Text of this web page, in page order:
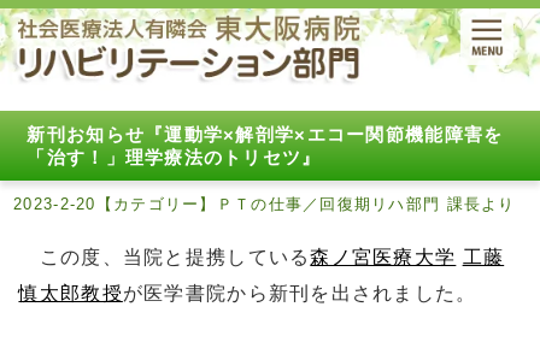
新刊お知らせ『運動学×解剖学×エコー関節機能障害を
「治す！」理学療法のトリセツ』
2023-2-20【カテゴリー】ＰＴの仕事／回復期リハ部門 課長より
この度、当院と提携している森ノ宮医療大学 工藤
慎太郎教授が医学書院から新刊を出されました。